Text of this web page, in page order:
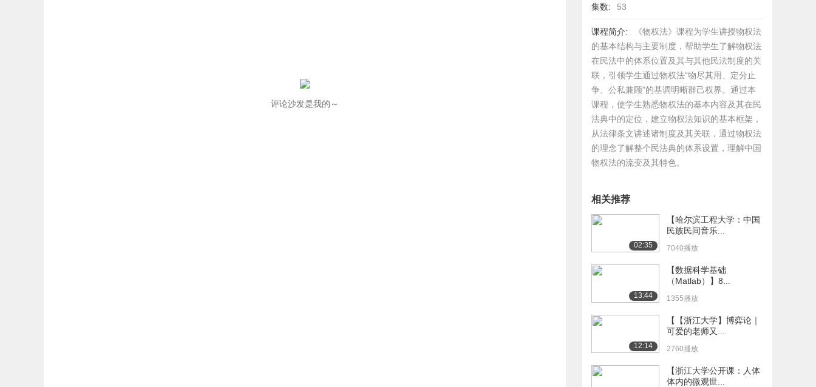
评论沙发是我的～
集数: 53
课程简介:
《物权法》课程为学生讲授物权法
的基本结构与主要制度，帮助学生了解物权法
在民法中的体系位置及其与其他民法制度的关
联，引领学生通过物权法“物尽其用、定分止
争、公私兼顾”的基调明晰群己权界。通过本
课程，使学生熟悉物权法的基本内容及其在民
法典中的定位，建立物权法知识的基本框架，
从法律条文讲述诸制度及其关联，通过物权法
的理念了解整个民法典的体系设置，理解中国
物权法的流变及其特色。
相关推荐
02:35
【哈尔滨工程大学：中国
民族民间音乐...
7040播放
13:44
【数据科学基础
（Matlab）】8...
1355播放
12:14
【【浙江大学】博弈论｜
可爱的老师又...
2760播放
【浙江大学公开课：人体
体内的微观世...